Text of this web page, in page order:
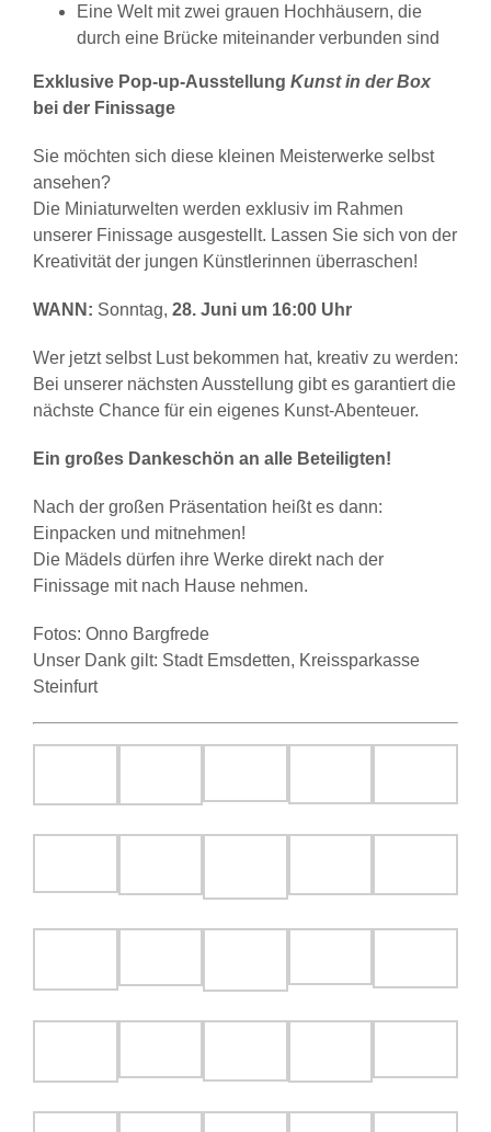
Eine Welt mit zwei grauen Hochhäusern, die
durch eine Brücke miteinander verbunden sind
Exklusive Pop-up-Ausstellung Kunst in der Box
bei der Finissage
Sie möchten sich diese kleinen Meisterwerke selbst
ansehen?
Die Miniaturwelten werden exklusiv im Rahmen
unserer Finissage ausgestellt. Lassen Sie sich von der
Kreativität der jungen Künstlerinnen überraschen!
WANN: Sonntag, 28. Juni um 16:00 Uhr
Wer jetzt selbst Lust bekommen hat, kreativ zu werden:
Bei unserer nächsten Ausstellung gibt es garantiert die
nächste Chance für ein eigenes Kunst-Abenteuer.
Ein großes Dankeschön an alle Beteiligten!
Nach der großen Präsentation heißt es dann:
Einpacken und mitnehmen!
Die Mädels dürfen ihre Werke direkt nach der
Finissage mit nach Hause nehmen.
Fotos: Onno Bargfrede
Unser Dank gilt: Stadt Emsdetten, Kreissparkasse
Steinfurt